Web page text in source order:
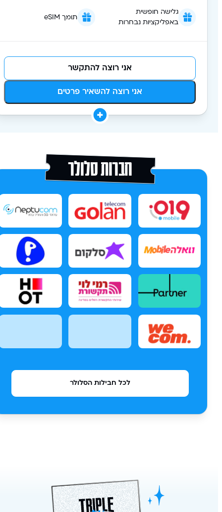
גלישה חופשית
באפליקציות נבחרות
תומך eSIM
אני רוצה להשאיר פרטים
אני רוצה להתקשר
חברות סלולר
לכל חבילות הסלולר